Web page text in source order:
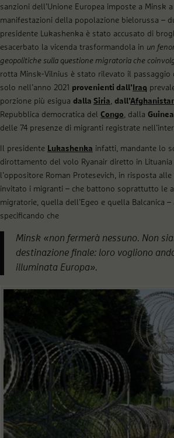
sanzioni dell’Unione Europea imposte a Minsk
manifestazioni della popolazione bielorussa –
presidente Lukashenka è stato accusato di
esacerbato la vicenda trasformandola in un
geopolitiche sulla questione migratoria che
rotta Minsk-Vilnius è stato rilevato il passaggio
solo nell’anno 2021 provenienti dall’ Iraq
porzione più esigua dalla Siria dall’
Repubblica democratica del Congo , dalla Guinea
delle 74 presenze di migranti registrate
Il presidente Lukashenka infatti, mandante lo
dirottamento del volo Ryanair diretto in Lituania
l’oppositore Roman Protesevich, in risposta
invitato i migranti – che battono soprattutto le
migratorie, quella dell’Egeo e quella Balcanica
specificando che
Minsk «non fermerà nessuno. Non
destinazione finale: loro vogliono
illuminata Europa».